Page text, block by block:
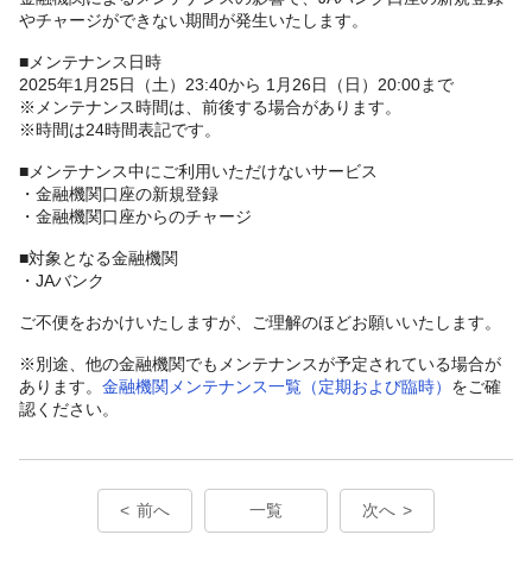
やチャージができない期間が発生いたします。
■メンテナンス日時
2025年1月25日（土）23:40から 1月26日（日）20:00まで
※メンテナンス時間は、前後する場合があります。
※時間は24時間表記です。
■メンテナンス中にご利用いただけないサービス
・金融機関口座の新規登録
・金融機関口座からのチャージ
■対象となる金融機関
・JAバンク
ご不便をおかけいたしますが、ご理解のほどお願いいたします。
※別途、他の金融機関でもメンテナンスが予定されている場合が
あります。 金融機関メンテナンス一覧（定期および臨時） をご確
認ください。
前へ 一覧 次へ